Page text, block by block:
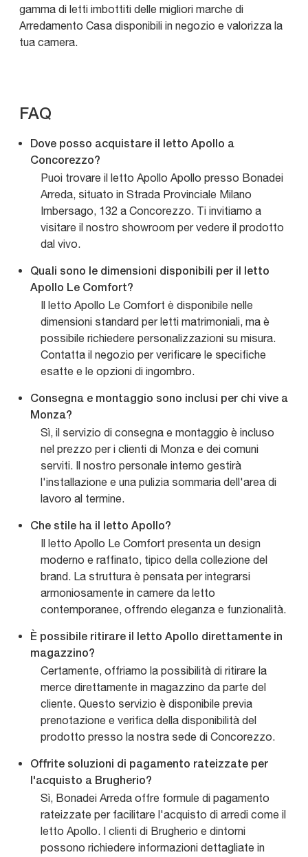
gamma di letti imbottiti delle migliori marche di
Arredamento Casa disponibili in negozio e valorizza la
tua camera.
FAQ
Dove posso acquistare il letto Apollo a
Concorezzo?
Puoi trovare il letto Apollo Apollo presso Bonadei
Arreda, situato in Strada Provinciale Milano
Imbersago, 132 a Concorezzo. Ti invitiamo a
visitare il nostro showroom per vedere il prodotto
dal vivo.
Quali sono le dimensioni disponibili per il letto
Apollo Le Comfort?
Il letto Apollo Le Comfort è disponibile nelle
dimensioni standard per letti matrimoniali, ma è
possibile richiedere personalizzazioni su misura.
Contatta il negozio per verificare le specifiche
esatte e le opzioni di ingombro.
Consegna e montaggio sono inclusi per chi vive a
Monza?
Sì, il servizio di consegna e montaggio è incluso
nel prezzo per i clienti di Monza e dei comuni
serviti. Il nostro personale interno gestirà
l'installazione e una pulizia sommaria dell'area di
lavoro al termine.
Che stile ha il letto Apollo?
Il letto Apollo Le Comfort presenta un design
moderno e raffinato, tipico della collezione del
brand. La struttura è pensata per integrarsi
armoniosamente in camere da letto
contemporanee, offrendo eleganza e funzionalità.
È possibile ritirare il letto Apollo direttamente in
magazzino?
Certamente, offriamo la possibilità di ritirare la
merce direttamente in magazzino da parte del
cliente. Questo servizio è disponibile previa
prenotazione e verifica della disponibilità del
prodotto presso la nostra sede di Concorezzo.
Offrite soluzioni di pagamento rateizzate per
l'acquisto a Brugherio?
Sì, Bonadei Arreda offre formule di pagamento
rateizzate per facilitare l'acquisto di arredi come il
letto Apollo. I clienti di Brugherio e dintorni
possono richiedere informazioni dettagliate in